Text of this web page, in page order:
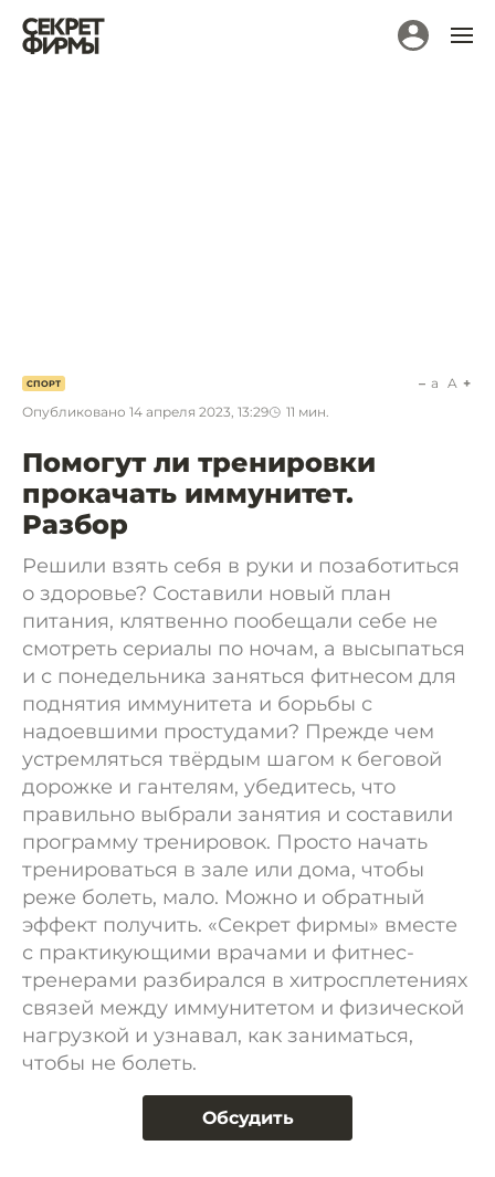
СПОРТ
Опубликовано 14 апреля 2023, 13:29 11 мин.
a A
Помогут ли тренировки
прокачать иммунитет.
Разбор
Решили взять себя в руки и позаботиться
о здоровье? Составили новый план
питания, клятвенно пообещали себе не
смотреть сериалы по ночам, а высыпаться
и с понедельника заняться фитнесом для
поднятия иммунитета и борьбы с
надоевшими простудами? Прежде чем
устремляться твёрдым шагом к беговой
дорожке и гантелям, убедитесь, что
правильно выбрали занятия и составили
программу тренировок. Просто начать
тренироваться в зале или дома, чтобы
реже болеть, мало. Можно и обратный
эффект получить. «Секрет фирмы» вместе
с практикующими врачами и фитнес-
тренерами разбирался в хитросплетениях
связей между иммунитетом и физической
нагрузкой и узнавал, как заниматься,
чтобы не болеть.
Обсудить